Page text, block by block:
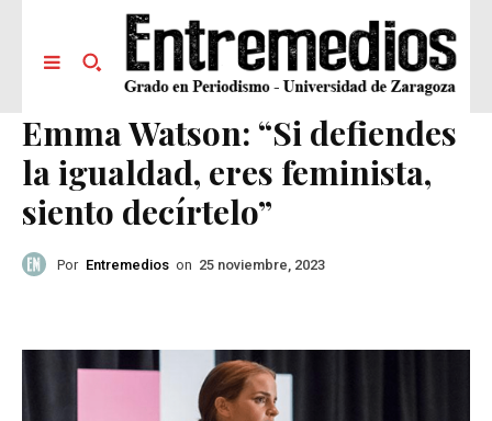
Emma Watson: “Si defiendes
la igualdad, eres feminista,
siento decírtelo”
Por Entremedios on 25 noviembre, 2023